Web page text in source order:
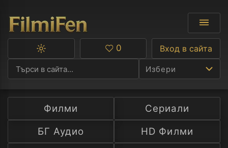
Избери
Ф
С
Превключване
тъмна
тема
Любими
0 Вход в сайта
Филми
Сериали
БГ Аудио
HD Филми